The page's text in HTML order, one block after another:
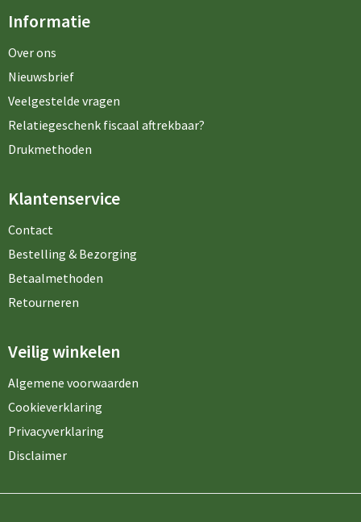
Informatie
Over ons
Nieuwsbrief
Veelgestelde vragen
Relatiegeschenk fiscaal aftrekbaar?
Drukmethoden
Klantenservice
Contact
Bestelling & Bezorging
Betaalmethoden
Retourneren
Veilig winkelen
Algemene voorwaarden
Cookieverklaring
Privacyverklaring
Disclaimer